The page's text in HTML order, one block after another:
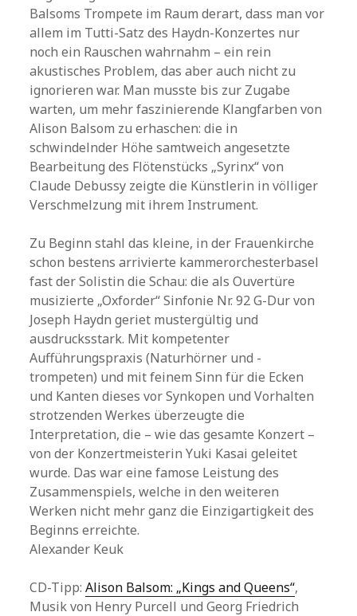
Balsoms Trompete im Raum derart, dass man vor
allem im Tutti-Satz des Haydn-Konzertes nur
noch ein Rauschen wahrnahm – ein rein
akustisches Problem, das aber auch nicht zu
ignorieren war. Man musste bis zur Zugabe
warten, um mehr faszinierende Klangfarben von
Alison Balsom zu erhaschen: die in
schwindelnder Höhe samtweich angesetzte
Bearbeitung des Flötenstücks „Syrinx“ von
Claude Debussy zeigte die Künstlerin in völliger
Verschmelzung mit ihrem Instrument.
Zu Beginn stahl das kleine, in der Frauenkirche
schon bestens arrivierte kammerorchesterbasel
fast der Solistin die Schau: die als Ouvertüre
musizierte „Oxforder“ Sinfonie Nr. 92 G-Dur von
Joseph Haydn geriet mustergültig und
ausdrucksstark. Mit kompetenter
Aufführungspraxis (Naturhörner und -
trompeten) und mit feinem Sinn für die Ecken
und Kanten dieses vor Synkopen und Vorhalten
strotzenden Werkes überzeugte die
Interpretation, die – wie das gesamte Konzert –
von der Konzertmeisterin Yuki Kasai geleitet
wurde. Das war eine famose Leistung des
Zusammenspiels, welche in den weiteren
Werken nicht mehr ganz die Einzigartigkeit des
Beginns erreichte.
Alexander Keuk
CD-Tipp:Alison Balsom: „Kings and Queens“,
Musik von Henry Purcell und Georg Friedrich